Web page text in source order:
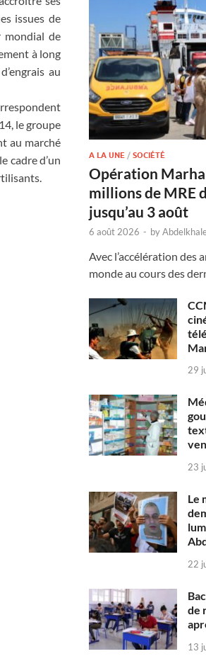
issues de
mondial de
à long
au
le groupe
au marché
cadre d’un
A LA UNE /SOCIÉTÉ
Opération
millions de MRE
jusqu’au 3 août
6 août 2026 - by
Avec l’accélération des
monde au cours des
29
23
Le
22
de
13